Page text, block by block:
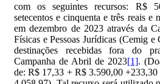
com os seguintes recursos: R$
setecentos e cinquenta e três reais e
em dezembro de 2023 através da
Físicas e Pessoas Jurídicas (Cemig e
destinações recebidas fora do
Campanha de Abril de 2023[1].
de: R$ 17,33 + R$ 3.590,00